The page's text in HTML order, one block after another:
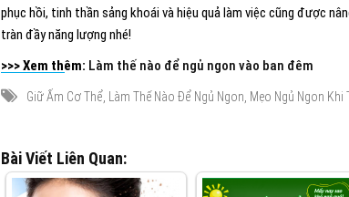
phục hồi, tinh thần sảng khoái và hiệu quả làm việc cũng được
tràn đầy năng lượng nhé!
>>> Xem thêm: Làm thế nào để ngủ ngon vào ban đêm
Giữ Ấm Cơ Thể, Làm Thế Nào Để Ngủ Ngon, Mẹo Ngủ Ngon Khi
Bài Viết Liên Quan: